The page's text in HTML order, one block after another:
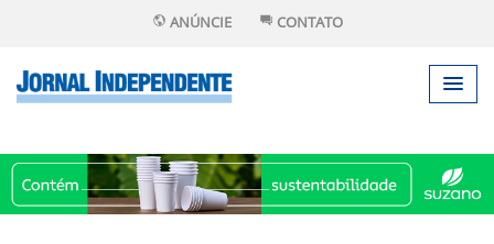
ANÚNCIE CONTATO